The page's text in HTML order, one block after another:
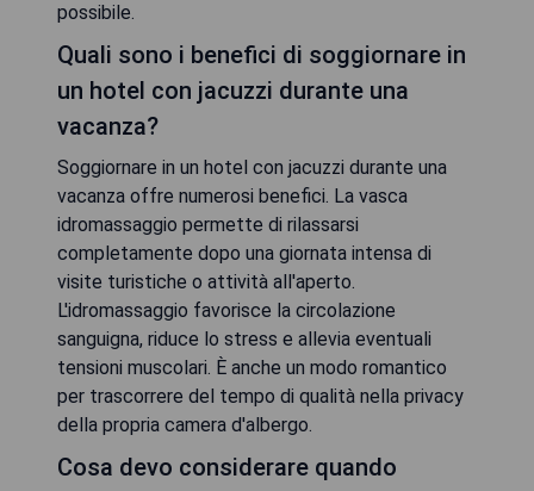
possibile.
Quali sono i benefici di soggiornare in
un hotel con jacuzzi durante una
vacanza?
Soggiornare in un hotel con jacuzzi durante una
vacanza offre numerosi benefici. La vasca
idromassaggio permette di rilassarsi
completamente dopo una giornata intensa di
visite turistiche o attività all'aperto.
L'idromassaggio favorisce la circolazione
sanguigna, riduce lo stress e allevia eventuali
tensioni muscolari. È anche un modo romantico
per trascorrere del tempo di qualità nella privacy
della propria camera d'albergo.
Cosa devo considerare quando